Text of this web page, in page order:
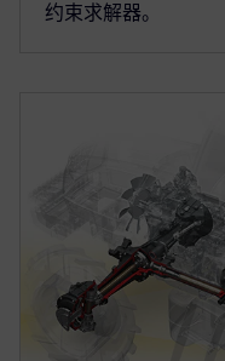
约束求解器。